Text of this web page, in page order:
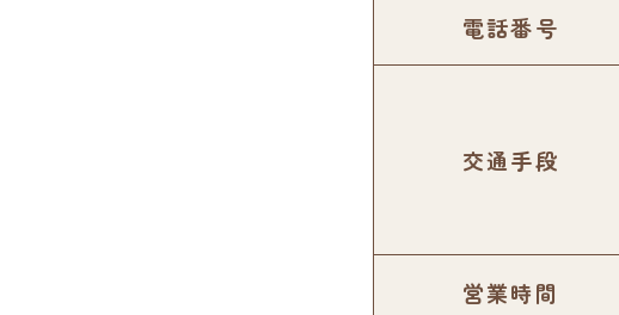
電話番号
交通手段
営業時間